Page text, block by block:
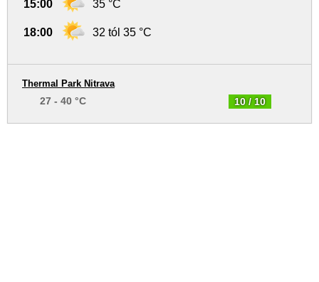
15:00 35 °C
18:00 32 tól 35 °C
10 / 10
Thermal Park Nitrava
27 - 40 °C